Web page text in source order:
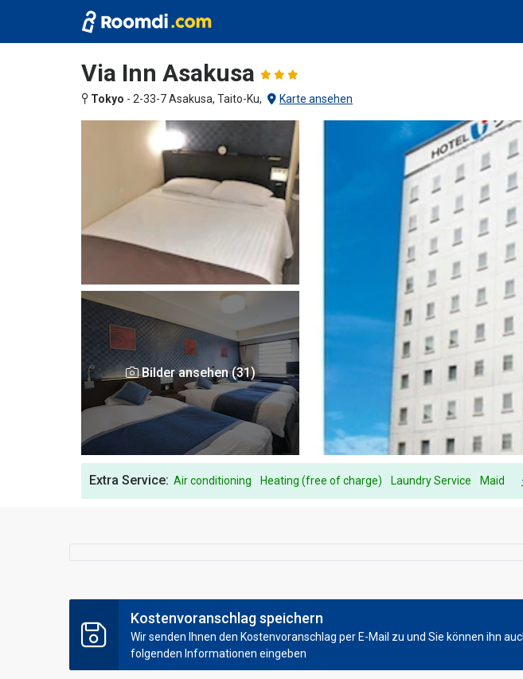
Via Inn Asakusa
Tokyo - 2-33-7 Asakusa, Taito-Ku, Karte ansehen
Bilder ansehen (31)
Extra Service: Air conditioning Heating (free of charge) Laundry Service Maid
Kostenvoranschlag speichern
Wir senden Ihnen den Kostenvoranschlag per E-Mail zu und Sie können ihn
folgenden Informationen eingeben